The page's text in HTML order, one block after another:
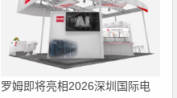
罗姆即将亮相2026深圳国际电